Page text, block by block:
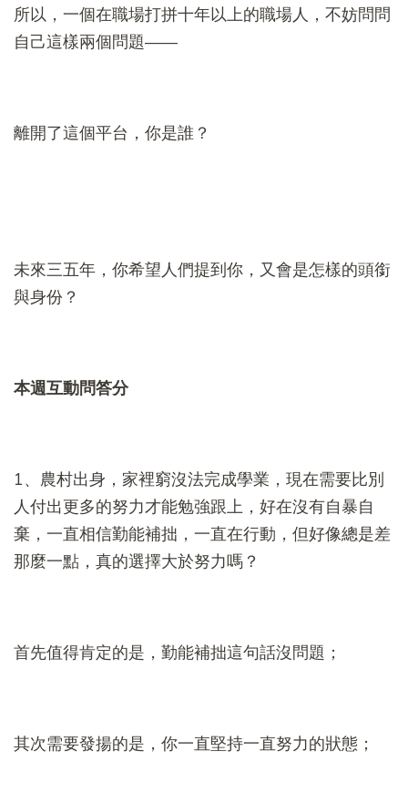
所以，一個在職場打拼十年以上的職場人，不妨問問
自己這樣兩個問題——
離開了這個平台，你是誰？
未來三五年，你希望人們提到你，又會是怎樣的頭銜
與身份？
本週互動問答分
1、農村出身，家裡窮沒法完成學業，現在需要比別
人付出更多的努力才能勉強跟上，好在沒有自暴自
棄，一直相信勤能補拙，一直在行動，但好像總是差
那麼一點，真的選擇大於努力嗎？
首先值得肯定的是，勤能補拙這句話沒問題；
其次需要發揚的是，你一直堅持一直努力的狀態；